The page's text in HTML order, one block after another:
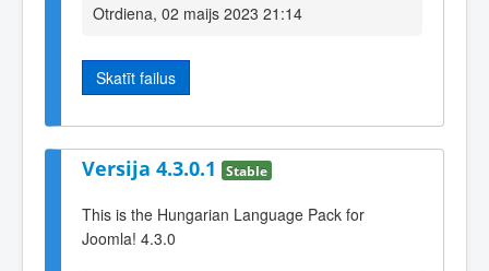
Otrdiena, 02 maijs 2023 21:14
Skatīt failus
Versija 4.3.0.1 Stable
This is the Hungarian Language Pack for
Joomla! 4.3.0